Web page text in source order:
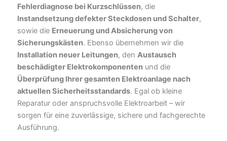
Fehlerdiagnose bei Kurzschlüssen, die
Instandsetzung defekter Steckdosen und Schalter,
sowie die Erneuerung und Absicherung von
Sicherungskästen. Ebenso übernehmen wir die
Installation neuer Leitungen, den Austausch
beschädigter Elektrokomponenten und die
Überprüfung Ihrer gesamten Elektroanlage nach
aktuellen Sicherheitsstandards. Egal ob kleine
Reparatur oder anspruchsvolle Elektroarbeit – wir
sorgen für eine zuverlässige, sichere und fachgerechte
Ausführung.